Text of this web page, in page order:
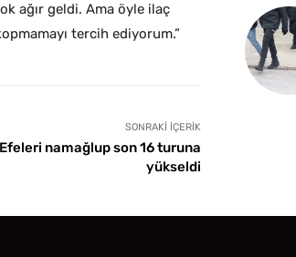
ağır geldi. Ama öyle ilaç
tercih ediyorum.”
SONRAKI İÇERIK
namağlup son 16 turuna
yükseldi